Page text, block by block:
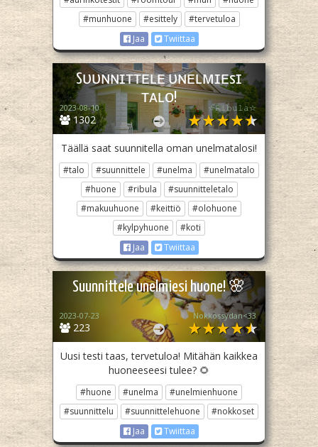
#munhuone
#esittely
#tervetuloa
Jaa
Twiittaa
Sᴜᴜɴɴɪᴛᴛᴇʟᴇ ᴜɴᴇʟᴍɪᴇsɪ
ᴛᴀʟᴏ!
1302
2023-08-10 ☆𝚁𝚒𝚋𝚞𝚕𝚊☆
Täällä saat suunnitella oman unelmatalosi!
#talo #suunnittele #unelma
#unelmatalo
#huone
#ribula
#suunnitteletalo
#makuuhuone
#keittiö
#olohuone
#kylpyhuone
#koti
Jaa
Twiittaa
Suunnittele unelmiesi huone! 🌸
223
2023-07-23 Nokkossydän<33
Uusi testi taas, tervetuloa! Mitähän kaikkea
huoneeseesi tulee? 🌻
#huone #unelma
#unelmienhuone
#suunnittelu
#suunnittelehuone
#nokkoset
Jaa
Twiittaa